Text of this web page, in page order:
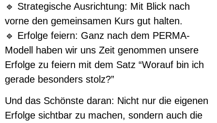
🔹 Strategische Ausrichtung: Mit Blick nach
vorne den gemeinsamen Kurs gut halten.
🔹 Erfolge feiern: Ganz nach dem PERMA-
Modell haben wir uns Zeit genommen unsere
Erfolge zu feiern mit dem Satz “Worauf bin ich
gerade besonders stolz?”
Und das Schönste daran: Nicht nur die eigenen
Erfolge sichtbar zu machen, sondern auch die